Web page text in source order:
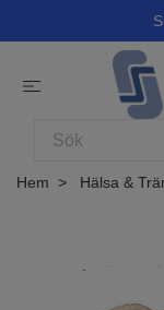
Hem Hälsa &